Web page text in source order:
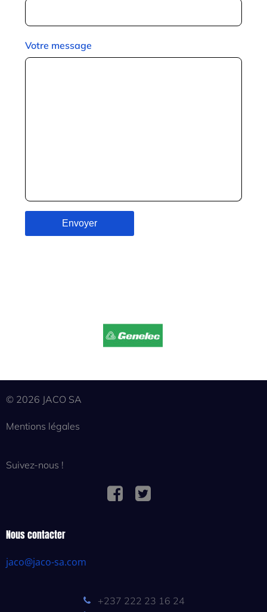
Votre message
© 2026 JACO SA
Mentions légales
Suivez-nous !
Nous contacter
jaco@jaco-sa.com
+237 222 23 16 24